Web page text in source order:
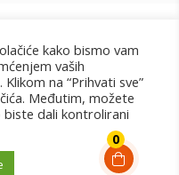
0
Cjenik oglašavanja
kako bismo vam
vaših
na “Prihvati sve”
Međutim, možete
dali kontrolirani